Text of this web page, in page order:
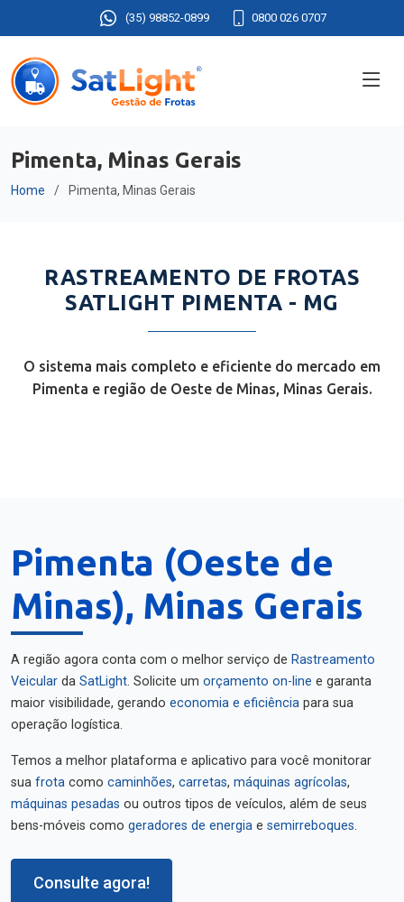
(35) 98852-0899 0800 026 0707
Pimenta, Minas Gerais
Home Pimenta, Minas Gerais
RASTREAMENTO DE FROTAS
SATLIGHT PIMENTA - MG
O sistema mais completo e eficiente do mercado em
Pimenta e região de Oeste de Minas, Minas Gerais.
Pimenta (Oeste de
Minas), Minas Gerais
A região agora conta com o melhor serviço de Rastreamento
Veicular da SatLight. Solicite um orçamento on-line e garanta
maior visibilidade, gerando economia e eficiência para sua
operação logística.
Temos a melhor plataforma e aplicativo para você monitorar
sua frota como caminhões, carretas, máquinas agrícolas,
máquinas pesadas ou outros tipos de veículos, além de seus
bens-móveis como geradores de energia e semirreboques.
Consulte agora!